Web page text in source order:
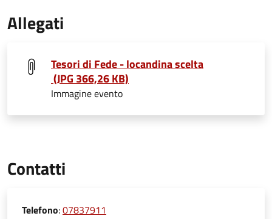
Allegati
Tesori di Fede - locandina scelta
(JPG 366,26 KB)
Immagine evento
Contatti
Telefono:07837911